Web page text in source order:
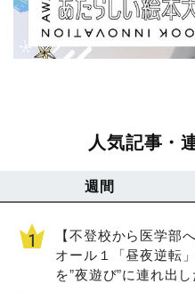
人気記事・
週間
【不登校から医学部
オール１「昼夜逆転
を”夜遊び”に連れ出